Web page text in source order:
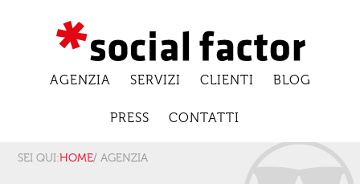
AGENZIA SERVIZI CLIENTI BLOG
PRESS CONTATTI
SEI QUI:HOME/ AGENZIA